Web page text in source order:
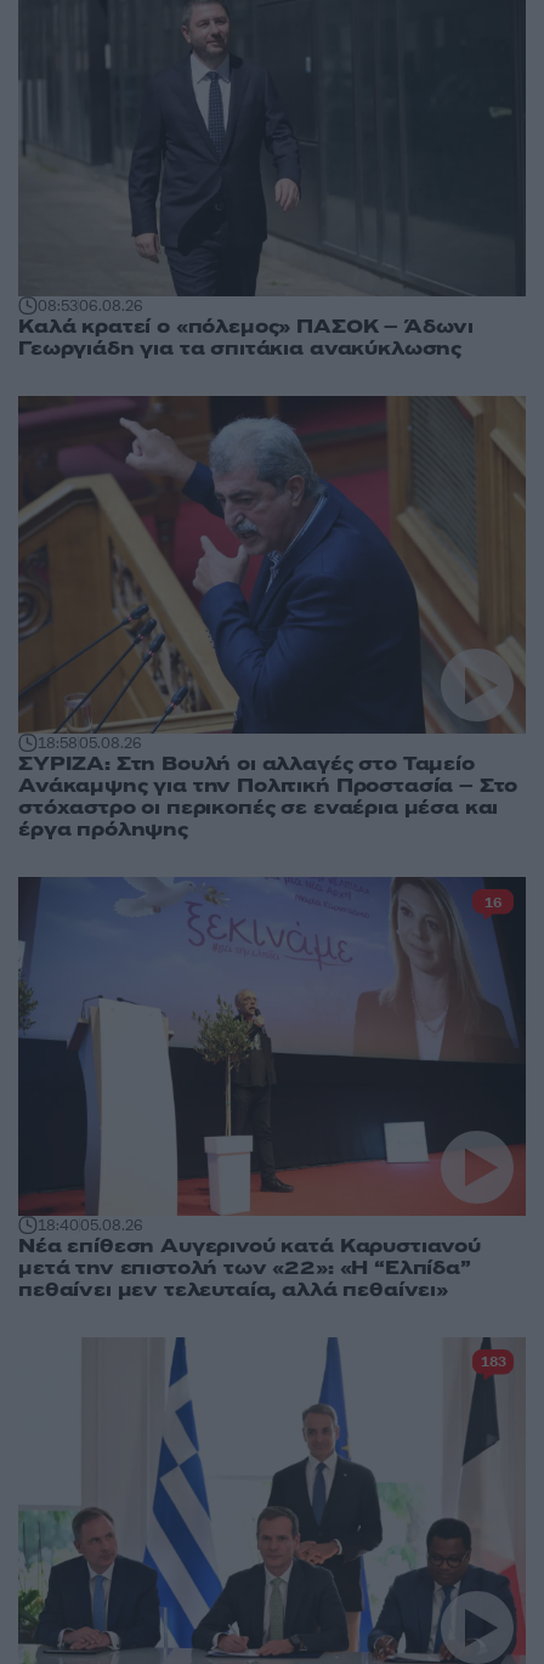
08:5306.08.26
Καλά κρατεί ο «πόλεμος» ΠΑΣΟΚ – Άδωνι
Γεωργιάδη για τα σπιτάκια ανακύκλωσης
18:5805.08.26
ΣΥΡΙΖΑ: Στη Βουλή οι αλλαγές στο Ταμείο
Ανάκαμψης για την Πολιτική Προστασία – Στο
στόχαστρο οι περικοπές σε εναέρια μέσα και
έργα πρόληψης
18:4005.08.26
Νέα επίθεση Αυγερινού κατά Καρυστιανού
μετά την επιστολή των «22»: «Η “Ελπίδα”
πεθαίνει μεν τελευταία, αλλά πεθαίνει»
16
183